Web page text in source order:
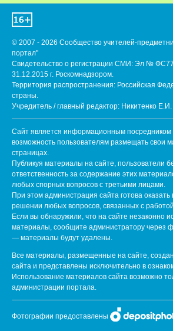
© 2007 - 2026 Сообщество учителей-
портал"
Свидетельство о регистрации СМИ: Эл №
31.12.2015 г. Роскомнадзором.
Территория распространения: Российская
страны.
Учредитель / главный редактор: Никитенко Е.И.
Сайт является информационным посредником
возможность пользователям размещать свои
страницах.
Публикуя материалы на сайте, пользователи
ответственность за содержание этих
любых спорных вопросов с третьими лицами.
При этом администрация сайта готова оказать
решении любых вопросов, связанных с
Если вы обнаружили, что на сайте незаконно
материалы, сообщите администратору через
— материалы будут удалены.
Все материалы, размещенные на сайте,
сайта и представлены исключительно в
Использование материалов сайта возможно
администрации портала.
Фотографии предоставлены